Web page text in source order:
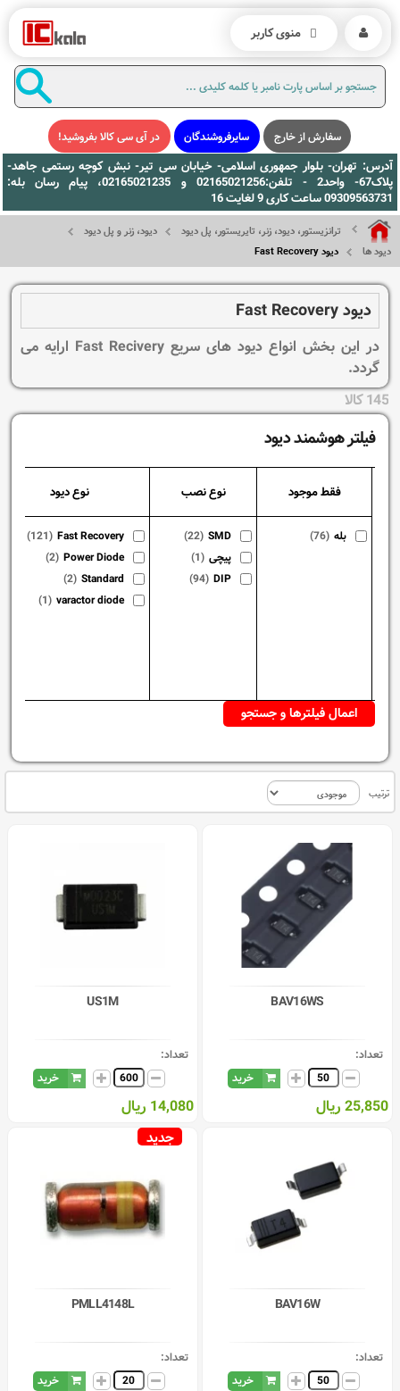
سفارش از خارج سایرفروشندگان در آی سی کالا بفروشید!
آدرس: تهران- بلوار جمهوری اسلامی- خیابان سی تیر- نبش کوچه رستمی جاهد-
پلاک67- واحد2 - تلفن:02165021256 و 02165021235، پیام رسان بله:
09309563731 ساعت کاری 9 لغایت 16
ترانزیستور، دیود، زنر، تایریستور، پل دیود
دیود، زنر و پل دیود
دیود ها
دیود Fast Recovery
دیود Fast Recovery
در این بخش انواع دیود های سریع Fast Recivery ارایه می
گردد.
145 کالا
فیلتر هوشمند دیود
فقط موجود
بله (76)
نوع نصب
SMD
(22)
پیچی (1)
DIP
(94)
نوع دیود
Fast Recovery
(121)
Power Diode
(2)
Standard
(2)
varactor diode
(1)
ترتیب
BAV16WS
تعداد:
خرید
25,850 ریال
US1M
تعداد:
خرید
14,080 ریال
BAV16W
تعداد:
خرید
جدید
PMLL4148L
تعداد:
خرید
منوی کاربر